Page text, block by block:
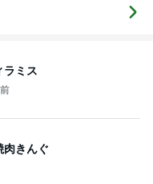
ラミス
肉きんぐ